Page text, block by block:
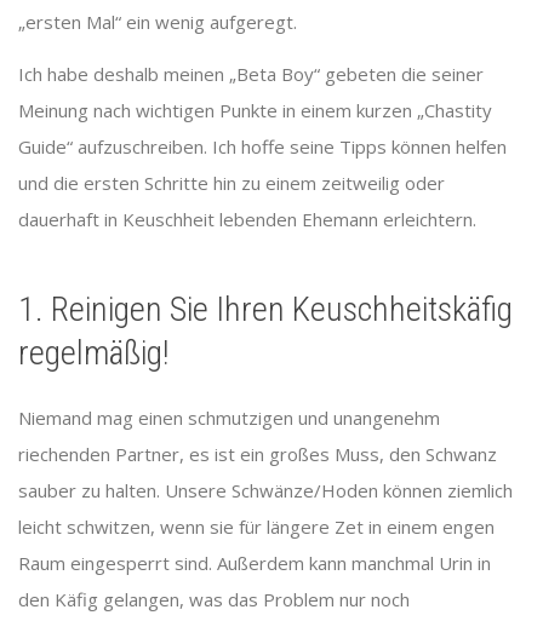
„ersten Mal“ ein wenig aufgeregt.
Ich habe deshalb meinen „Beta Boy“ gebeten die seiner
Meinung nach wichtigen Punkte in einem kurzen „Chastity
Guide“ aufzuschreiben. Ich hoffe seine Tipps können helfen
und die ersten Schritte hin zu einem zeitweilig oder
dauerhaft in Keuschheit lebenden Ehemann erleichtern.
1. Reinigen Sie Ihren Keuschheitskäfig
regelmäßig!
Niemand mag einen schmutzigen und unangenehm
riechenden Partner, es ist ein großes Muss, den Schwanz
sauber zu halten. Unsere Schwänze/Hoden können ziemlich
leicht schwitzen, wenn sie für längere Zet in einem engen
Raum eingesperrt sind. Außerdem kann manchmal Urin in
den Käfig gelangen, was das Problem nur noch